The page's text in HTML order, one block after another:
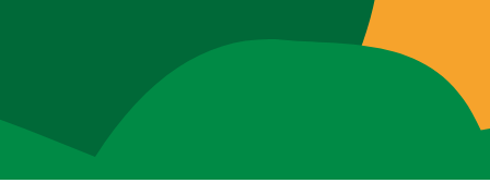
Over ons